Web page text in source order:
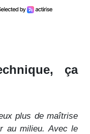
ça
plus de maîtrise
au milieu. Avec le